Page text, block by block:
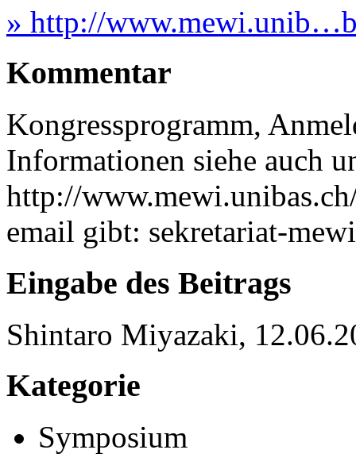
» http://
Kommentar
Kongressprogramm,
Informationen siehe auch
http://
email gibt: sekretariat-
Eingabe des Beitrags
Shintaro Miyazaki,
Kategorie
Symposium